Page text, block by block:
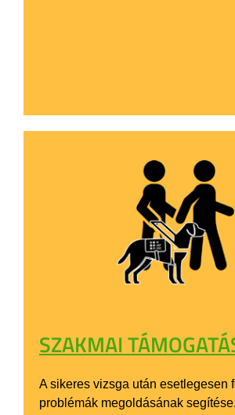
SZAKMAI
A sikeres vizsga után esetlegesen
problémák megoldásának segítése.